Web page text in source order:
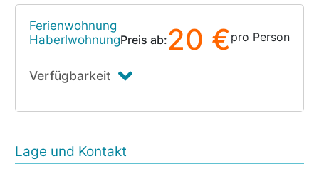
Ferienwohnung
HaberlwohnungPreis ab:20 €pro Person
Verfügbarkeit
Lage und Kontakt